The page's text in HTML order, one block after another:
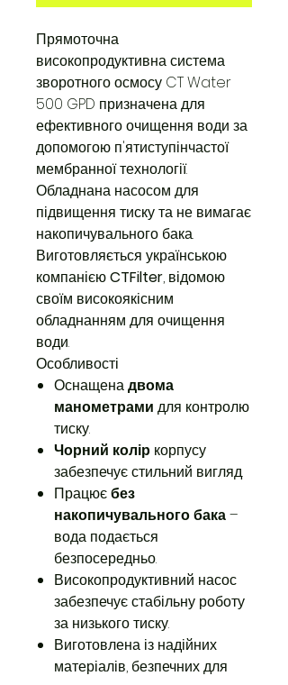
Прямоточна
високопродуктивна система
зворотного осмосу CT Water
500 GPD призначена для
ефективного очищення води за
допомогою п'ятиступінчастої
мембранної технології.
Обладнана насосом для
підвищення тиску та не вимагає
накопичувального бака.
Виготовляється українською
компанієюCTFilter, відомою
своїм високоякісним
обладнанням для очищення
води.
Особливості
Оснащенадвома
манометрами для контролю
тиску.
Чорний колір корпусу
забезпечує стильний вигляд.
Працюєбез
накопичувального бака–
вода подається
безпосередньо.
Високопродуктивний насос
забезпечує стабільну роботу
за низького тиску.
Виготовлена із надійних
матеріалів, безпечних для